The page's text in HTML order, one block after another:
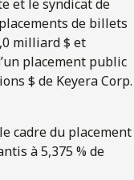
et le syndicat de
de billets
milliard $ et
placement public
$ de Keyera Corp.
cadre du placement
à 5,375 % de